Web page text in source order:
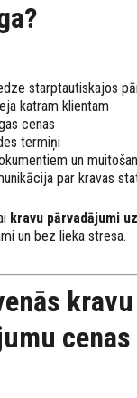
starptautiskajos
katram klientam
cenas
termiņi
un
par kravas
kravu pārvadājumi
un bez lieka stresa.
kravu
cenas